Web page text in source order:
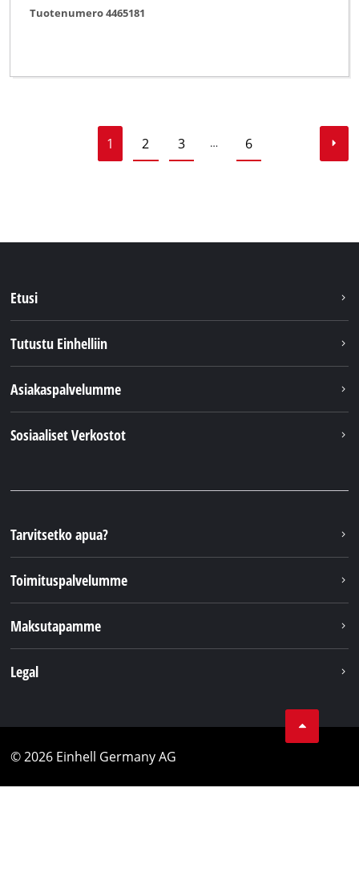
Tuotenumero 4465181
1 2 3 … 6
Etusi
Tutustu Einhelliin
Asiakaspalvelumme
Sosiaaliset Verkostot
Tarvitsetko apua?
Toimituspalvelumme
Maksutapamme
Legal
© 2026 Einhell Germany AG